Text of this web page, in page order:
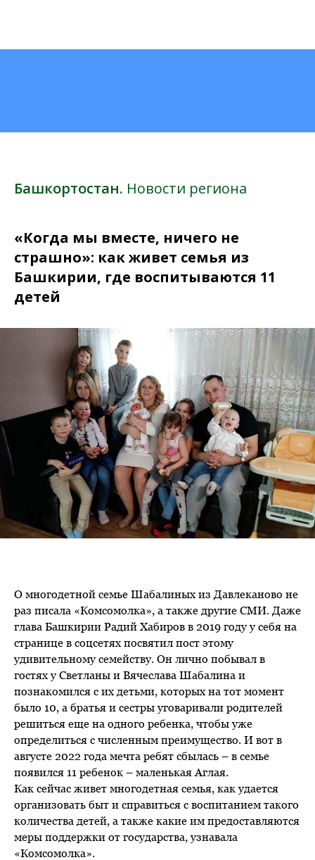
Башкортостан. Новости региона
«Когда мы вместе, ничего не
страшно»: как живет семья из
Башкирии, где воспитываются 11
детей
О многодетной семье Шабалиных из Давлеканово не
раз писала «Комсомолка», а также другие СМИ. Даже
глава Башкирии Радий Хабиров в 2019 году у себя на
странице в соцсетях посвятил пост этому
удивительному семейству. Он лично побывал в
гостях у Светланы и Вячеслава Шабалина и
познакомился с их детьми, которых на тот момент
было 10, а братья и сестры уговаривали родителей
решиться еще на одного ребенка, чтобы уже
определиться с численным преимущество. И вот в
августе 2022 года мечта ребят сбылась – в семье
появился 11 ребенок – маленькая Аглая.
Как сейчас живет многодетная семья, как удается
организовать быт и справиться с воспитанием такого
количества детей, а также какие им предоставляются
меры поддержки от государства, узнавала
«Комсомолка».